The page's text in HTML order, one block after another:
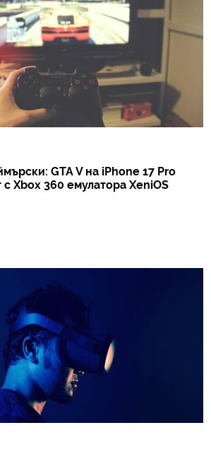
GTA V на iPhone 17 Pro
с Xbox 360 емулатора XeniOS